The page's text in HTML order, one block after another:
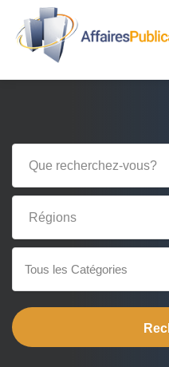
Tous les Catégories